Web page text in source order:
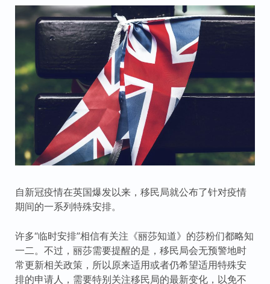
自新冠疫情在英国爆发以来，移民局就公布了针对疫情
期间的一系列特殊安排。
许多“临时安排”相信有关注《丽莎知道》的莎粉们都略知
一二。不过，丽莎需要提醒的是，移民局会无预警地时
常更新相关政策，所以原来适用或者仍希望适用特殊安
排的申请人，需要特别关注移民局的最新变化，以免不